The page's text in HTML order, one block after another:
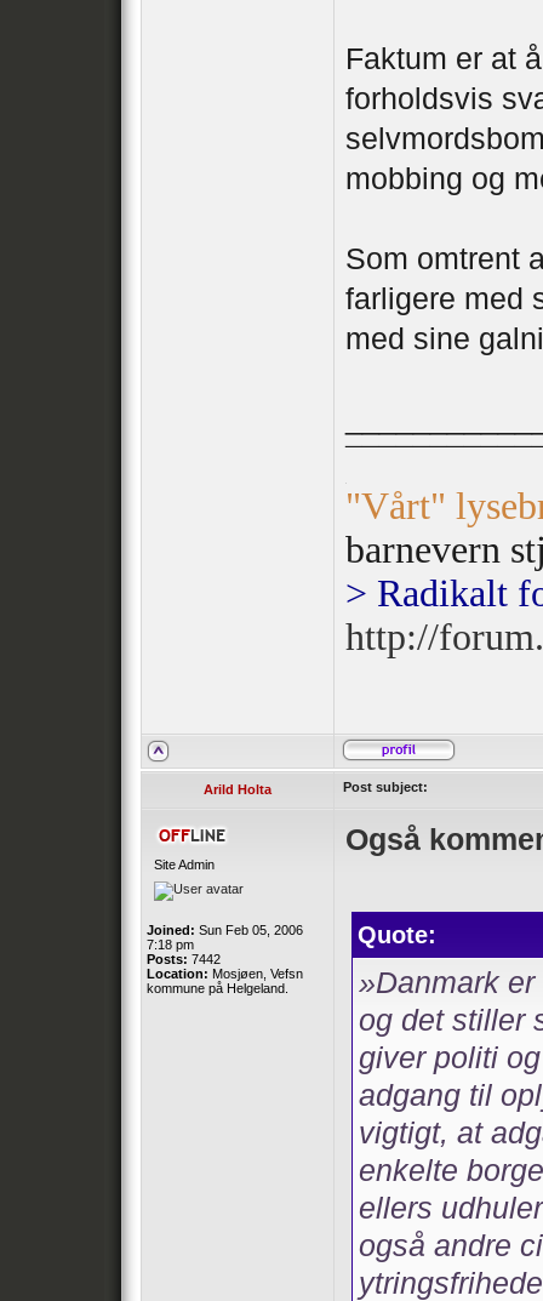
Faktum er at
forholdsvis
mobbing og
Som omtrent
farligere med
med sine
.
"Vårt"
barnevern
> Radikalt
http://
Arild Holta Post subject:
Site Admin
Joined: Sun Feb 05, 2006
7:18 pm
Posts: 7442
Location: Mosjøen, Vefsn
kommune på Helgeland.
Også
Quote:
»Danmark
og det stiller
giver politi
adgang til
vigtigt, at
enkelte
ellers
også andre